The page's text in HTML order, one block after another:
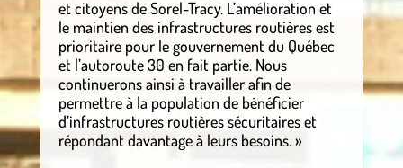
et citoyens de Sorel-Tracy. L’amélioration et
le maintien des infrastructures routières est
prioritaire pour le gouvernement du Québec
et l’autoroute 30 en fait partie. Nous
continuerons ainsi à travailler afin de
permettre à la population de bénéficier
d’infrastructures routières sécuritaires et
répondant davantage à leurs besoins. »